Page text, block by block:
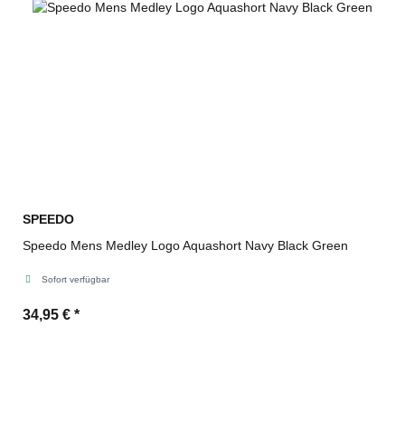
SPEEDO
Speedo Mens Medley Logo Aquashort Navy Black Green
Sofort verfügbar
34,95 € *